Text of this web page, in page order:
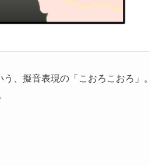
、擬音表現の「こおろこおろ」。